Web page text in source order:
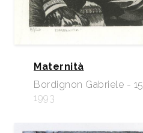
Maternità
Bordignon Gabriele - 15
1993